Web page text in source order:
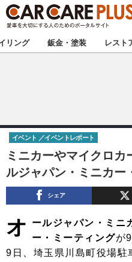
★カーケアプラス認定★ 厳
甲信越
東海
中国
九州
注目の記事
リング 鈑金・塗装 レスト
ミニカーやマイクロ
ルジャパン・ミニカー
イベント イベントレポート
シェア
オ
ールジャパン・ミニ
ー・ミーティングが
9日、埼玉県川島町役場駐